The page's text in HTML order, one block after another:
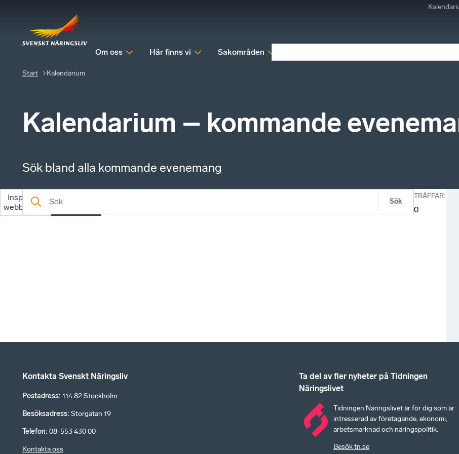
Om oss Här finns vi Sakområden
Start Kalendarium
Kalendarium – kommande
Sök bland alla kommande evenemang
Inspelade
webbinarier
Kommande
evenemang
Sök
TRÄFFAR:
0
Kontakta Svenskt Näringsliv
Postadress: 114 82 Stockholm
Besöksadress: Storgatan 19
Telefon: 08-553 430 00
Kontakta oss
Ta del av fler nyheter på Tidningen
Näringslivet
Tidningen Näringslivet är för dig som är
intresserad av företagande, ekonomi,
arbetsmarknad och näringspolitik.
Besök tn.se